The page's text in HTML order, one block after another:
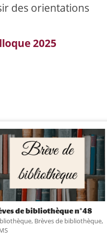
des orientations
2025
de bibliothèque n°48
, Brèves de bibliothèque,